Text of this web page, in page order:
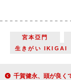
宮本亞門
生きがい IKIGAI
千賀健永、頭が良くてゲームが上手な弟に「かわいい復讐心